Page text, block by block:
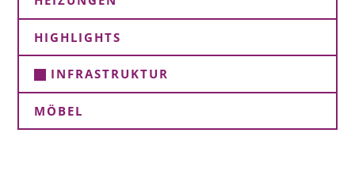
HIGHLIGHTS
INFRASTRUKTUR
MÖBEL